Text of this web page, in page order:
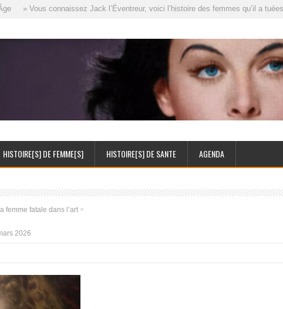
» Vous connaissez Jack l’Éventreur, voici l’histoire des femmes qu’il a tuées
HISTOIRE[S] DE FEMME[S] HISTOIRE[S] DE SANTE AGENDA
femme fatale dans l’art >
2026